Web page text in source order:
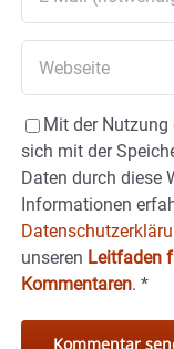
Mit der Nutzung
sich mit der
Daten durch diese
Informationen
unseren Leitfaden
Kommentaren. *